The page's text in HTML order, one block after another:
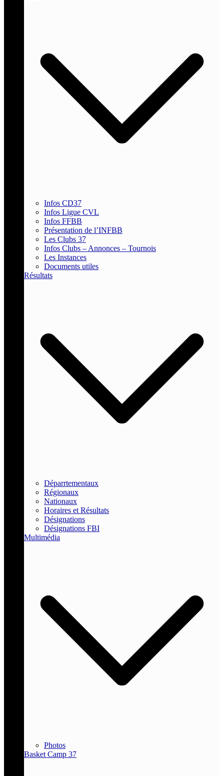
Infos CD37
Infos Ligue CVL
Infos FFBB
Présentation de l’INFBB
Les Clubs 37
Infos Clubs – Annonces – Tournois
Les Instances
Documents utiles
Résultats
Déparrtementaux
Régionaux
Nationaux
Horaires et Résultats
Désignations
Désignations FBI
Multimédia
Photos
Basket Camp 37